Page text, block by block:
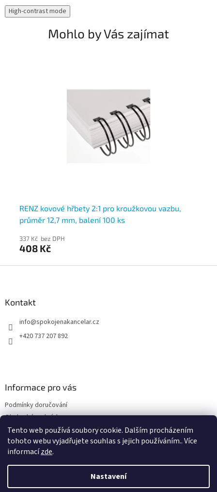
Tento web používá soubory cookie. Dalším procházením
tohoto webu vyjadřujete souhlas s jejich používáním.. Více
informacízde.
Nastavení
High-contrast mode
Mohlo by Vás zajímat
RENZ kovové hřbety 2:1 pro kroužkovou vazbu,
průměr 12,7 mm, balení 100 ks
337 Kč bez DPH
408 Kč
Kontakt
info@spokojenakancelar.cz
+420 737 207 892
Informace pro vás
Podmínky doručování
Obchodní podmínky
Podmínky ochrany osobních údajů
Odebírat newsletter
Vložte svůj e-mail a my vám budeme zasílat informace o nových